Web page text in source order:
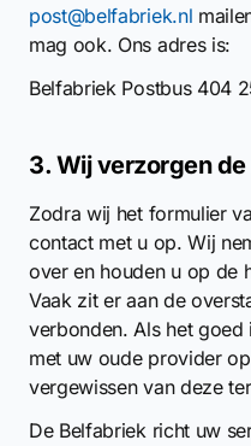
post@belfabriek.nl
mag ook. Ons adres is:
Belfabriek Postbus 404
3. Wij verzorgen
Zodra wij het formulier
contact met u op. Wij
over en houden u op de
Vaak zit er aan de
verbonden. Als het goed
met uw oude provider
vergewissen van deze
De Belfabriek richt uw